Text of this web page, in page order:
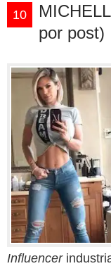
10
por post)
Influencer